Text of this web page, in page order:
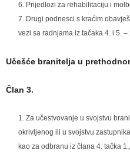
Prijedlozi za rehabilitaciju i
Drugi podnesci s kraćim
vezi sa radnjama iz tačaka 4. i 5.
Učešće branitelja u
Član 3.
Za učestvovanje u svojstvu
okrivljenog ili u svojstvu
kao za odbranu iz člana 4. tačka